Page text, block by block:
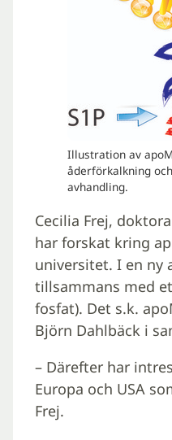
Illustration av
åderförkalkning
avhandling.
Cecilia Frej,
har forskat kring
universitet. I en ny
tillsammans med
fosfat). Det s.k.
Björn Dahlbäck i
– Därefter har
Europa och USA
Frej.